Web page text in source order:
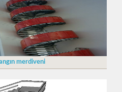
merdiveni